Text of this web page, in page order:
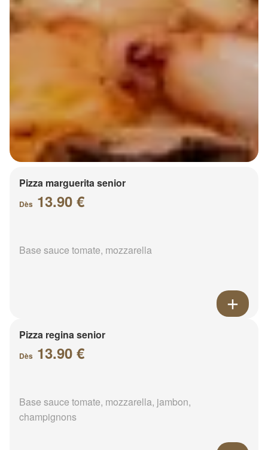
Pizza marguerita senior
Dès 13.90 €
Base sauce tomate, mozzarella
Pizza regina senior
Dès 13.90 €
Base sauce tomate, mozzarella, jambon,
champignons